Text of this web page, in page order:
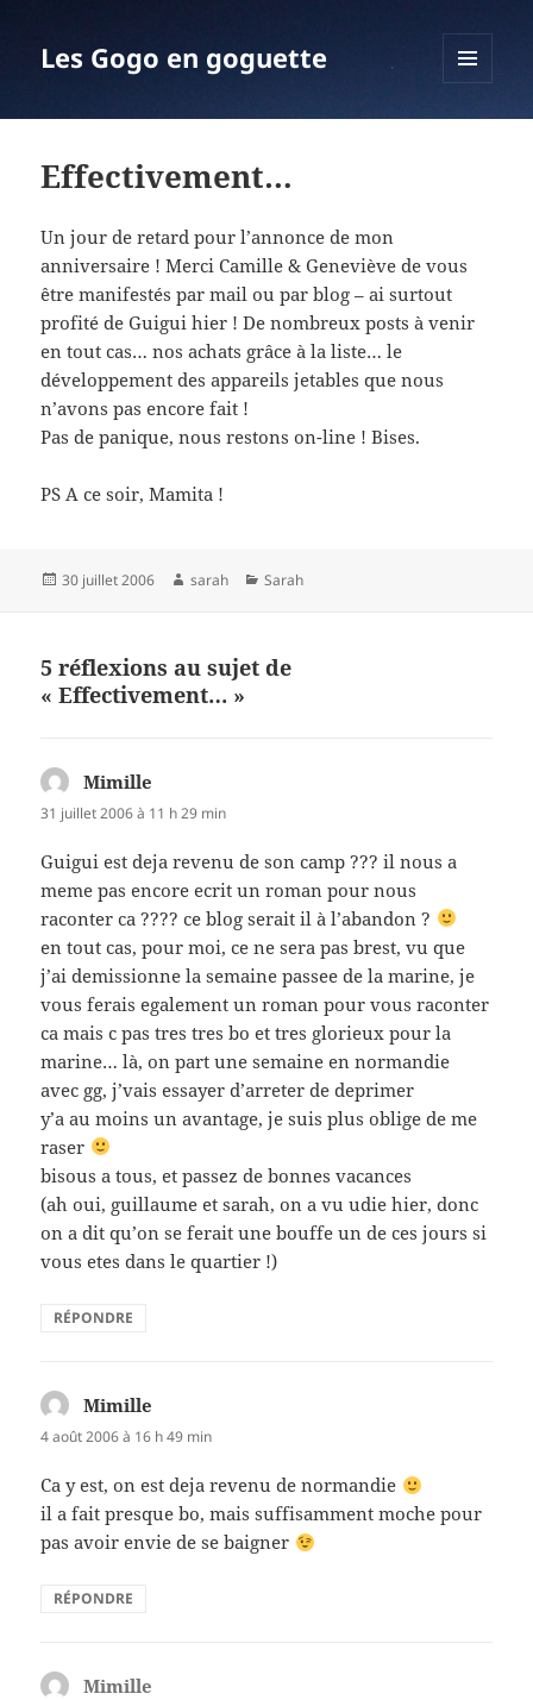
Les Gogo en goguette
Effectivement…
Un jour de retard pour l’annonce de mon
anniversaire ! Merci Camille & Geneviève de vous
être manifestés par mail ou par blog – ai surtout
profité de Guigui hier ! De nombreux posts à venir
en tout cas… nos achats grâce à la liste… le
développement des appareils jetables que nous
n’avons pas encore fait !
Pas de panique, nous restons on-line ! Bises.
PS A ce soir, Mamita !
Publié
30 juillet 2006 Auteur
sarah Catégories
Sarah
5 réflexions au sujet de
« Effectivement… »
Mimille
31 juillet 2006 à 11 h 29 min
Guigui est deja revenu de son camp ??? il nous a
meme pas encore ecrit un roman pour nous
raconter ca ???? ce blog serait il à l’abandon ?
en tout cas, pour moi, ce ne sera pas brest, vu que
j’ai demissionne la semaine passee de la marine, je
vous ferais egalement un roman pour vous raconter
ca mais c pas tres tres bo et tres glorieux pour la
marine… là, on part une semaine en normandie
avec gg, j’vais essayer d’arreter de deprimer
y’a au moins un avantage, je suis plus oblige de me
raser
bisous a tous, et passez de bonnes vacances
(ah oui, guillaume et sarah, on a vu udie hier, donc
on a dit qu’on se ferait une bouffe un de ces jours si
vous etes dans le quartier !)
RÉPONDRE
Mimille
4 août 2006 à 16 h 49 min
Ca y est, on est deja revenu de normandie
il a fait presque bo, mais suffisamment moche pour
pas avoir envie de se baigner
RÉPONDRE
Mimille